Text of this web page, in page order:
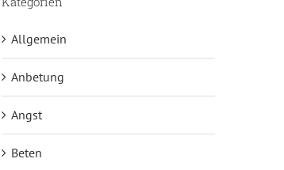
Allgemein
Anbetung
Angst
Beten